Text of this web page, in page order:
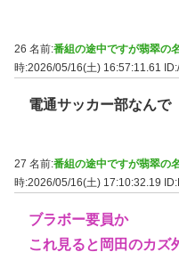
26 名前:番組の途中ですが翡翠の
時:2026/05/16(土) 16:57:11.61
電通サッカー部なんで
27 名前:番組の途中ですが翡翠の
時:2026/05/16(土) 17:10:32.19
ブラボー要員か
これ見ると岡田のカズ